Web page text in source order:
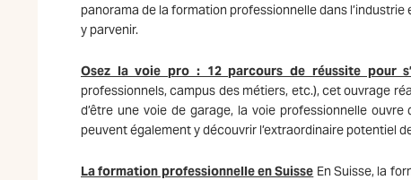
panorama de la formation professionnelle dans
y parvenir.
Osez la voie pro : 12 parcours de réussite pour
professionnels, campus des métiers, etc.), cet ouvrage
d’être une voie de garage, la voie professionnelle
peuvent également y découvrir l’extraordinaire potentiel
La formation professionnelle en Suisse En Suisse, la